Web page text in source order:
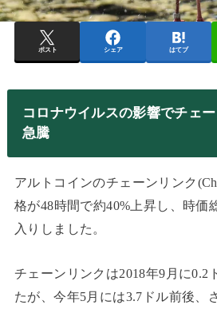
ポスト シェア はてブ
コロナウイルスの影響でチェ
急騰
アルトコインのチェーンリンク
格が48時間で約40%上昇し、時価
入りしました。
チェーンリンクは2018年9月に0.2
たが、今年5月には3.7ドル前後、